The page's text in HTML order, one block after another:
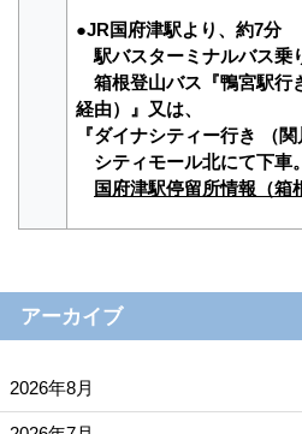
●JR国府津駅より、約7分
駅バスターミナルバス乗
箱根登山バス『鴨宮駅行
経由）』又は、
『ダイナシティー行き （
シティモール北にて下車
国府津駅停留所情報（箱
アーカイブ
2026年8月